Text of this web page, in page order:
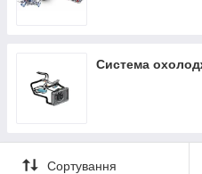
Система
Сортування